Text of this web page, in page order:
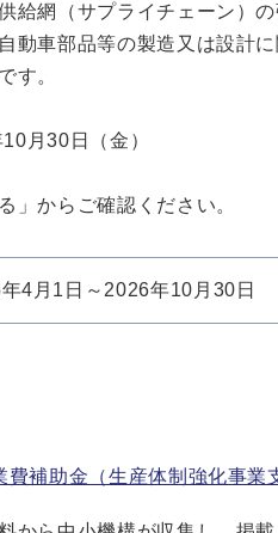
給網（サプライチェーン）
動車部品等の製造又は設計
す。
月30日（金）
」からご確認ください。
4月1日～2026年10月30日
補助金（生産体制強化事業